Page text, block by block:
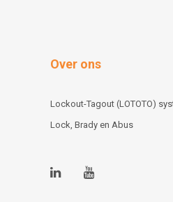
Over ons
Lockout-Tagout (LOTOTO)
Lock, Brady en Abus